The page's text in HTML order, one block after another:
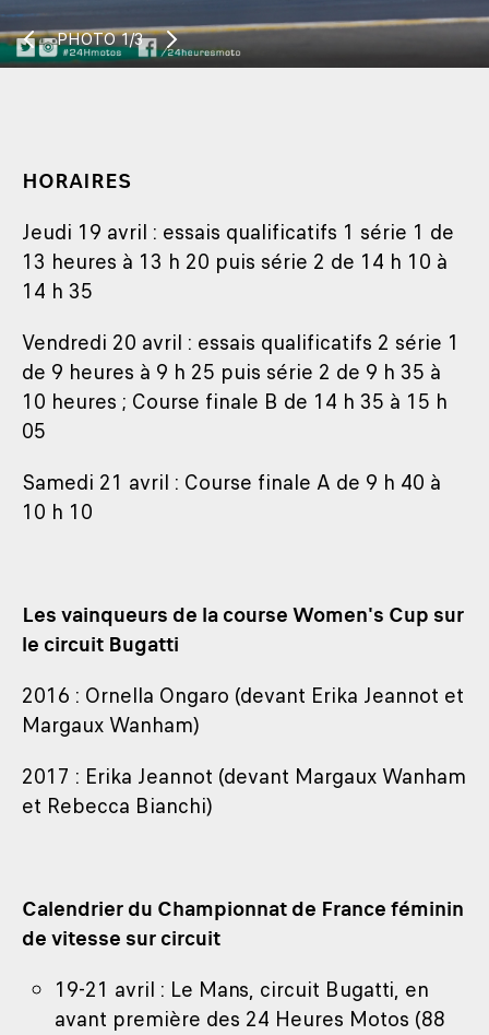
PHOTO1/3
HORAIRES
Jeudi 19 avril : essais qualificatifs 1 série 1 de
13 heures à 13 h 20 puis série 2 de 14 h 10 à
14 h 35
Vendredi 20 avril : essais qualificatifs 2 série 1
de 9 heures à 9 h 25 puis série 2 de 9 h 35 à
10 heures ; Course finale B de 14 h 35 à 15 h
05
Samedi 21 avril : Course finale A de 9 h 40 à
10 h 10
Les vainqueurs de la course Women's Cup sur
le circuit Bugatti
2016 : Ornella Ongaro (devant Erika Jeannot et
Margaux Wanham)
2017 : Erika Jeannot (devant Margaux Wanham
et Rebecca Bianchi)
Calendrier du Championnat de France féminin
de vitesse sur circuit
19-21 avril : Le Mans, circuit Bugatti, en
avant première des 24 Heures Motos (88